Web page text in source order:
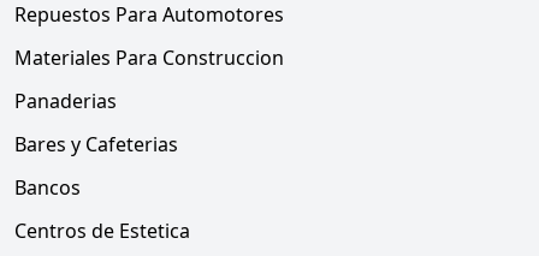
Repuestos Para Automotores
Materiales Para Construccion
Panaderias
Bares y Cafeterias
Bancos
Centros de Estetica